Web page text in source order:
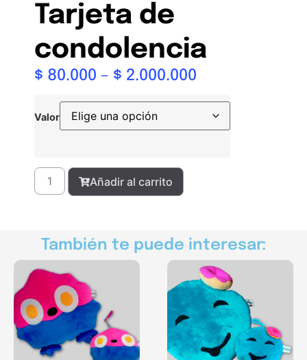
Tarjeta de
condolencia
$ 80.000 – $ 2.000.000
Valor
Añadir al carrito
También te puede interesar: